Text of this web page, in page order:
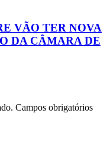
VÃO TER NOVA
DA CÂMARA DE
Campos obrigatórios